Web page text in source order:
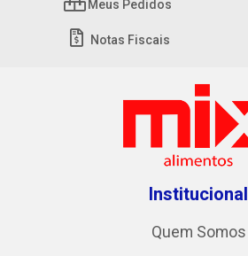
Meus Pedidos
Notas Fiscais
Institucional
Quem Somos